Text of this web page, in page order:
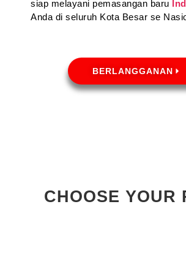
siap melayani pemasangan baru
Anda di seluruh Kota Besar se
BERLANGGANAN
CHOOSE YOUR